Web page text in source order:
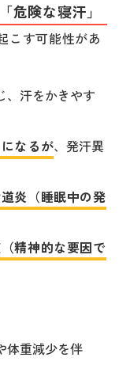
危険な寝汗」
こす可能性があ
、汗をかきやす
なるが、発汗異
炎（睡眠中の発
精神的な要因で
体重減少を伴